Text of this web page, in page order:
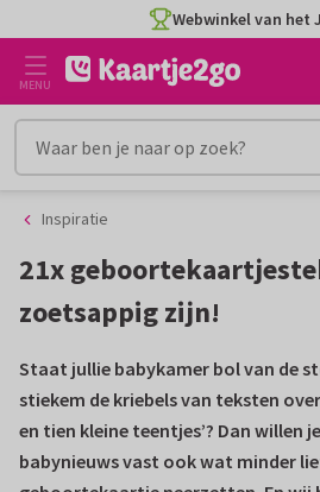
naar
inhoud
naar
het
filter
Webwinkel van het
MENU
Inspiratie
21x
zoetsappig zijn!
Staat jullie babykamer bol van de
stiekem de kriebels van teksten
en tien kleine teentjes’? Dan willen
babynieuws vast ook wat minder